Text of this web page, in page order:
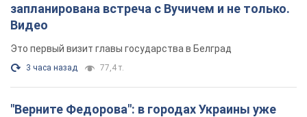
запланирована встреча с Вучичем и не только.
Видео
Это первый визит главы государства в Белград
3 часа назад 77,4 т.
"Верните Федорова": в городах Украины уже